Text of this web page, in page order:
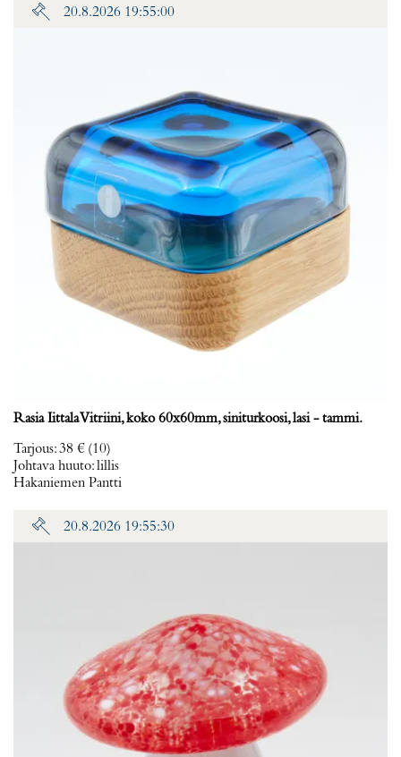
20.8.2026 19:55:00
Rasia Iittala Vitriini, koko 60x60mm, siniturkoosi, lasi - tammi.
Tarjous:38 € (10)
Johtava huuto:lillis
Hakaniemen Pantti
20.8.2026 19:55:30